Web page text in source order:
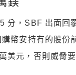
分，SBF 出面回
幣安持有的股份
美元，否則威脅要